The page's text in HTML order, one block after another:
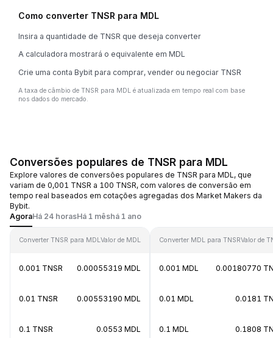
Como converter TNSR para MDL
Insira a quantidade de TNSR que deseja converter
A calculadora mostrará o equivalente em MDL
Crie uma conta Bybit para comprar, vender ou negociar TNSR
A taxa de câmbio de TNSR para MDL é atualizada em tempo real com base
nos dados do mercado.
Conversões populares de TNSR para MDL
Explore valores de conversões populares de TNSR para MDL, que
variam de 0,001 TNSR a 100 TNSR, com valores de conversão em
tempo real baseados em cotações agregadas dos Market Makers da
Bybit.
AgoraHá 24 horasHá 1 mêshá 1 ano
Converter TNSR para MDL Valor de MDL
0.001 TNSR 0.00055319 MDL
0.01 TNSR 0.00553190 MDL
0.1 TNSR 0.0553 MDL
Converter MDL para TNSRValor de
0.001 MDL 0.00180770
0.01 MDL 0.0181
0.1 MDL 0.1808